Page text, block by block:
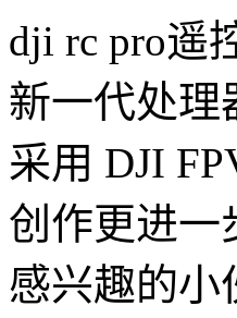
dji rc pro遥
新一代处理
采用 DJI
创作更进一
感兴趣的小